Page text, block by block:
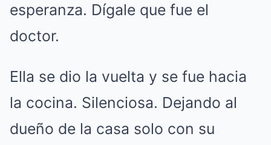
esperanza. Dígale que fue el
doctor.
Ella se dio la vuelta y se fue hacia
la cocina. Silenciosa. Dejando al
dueño de la casa solo con su